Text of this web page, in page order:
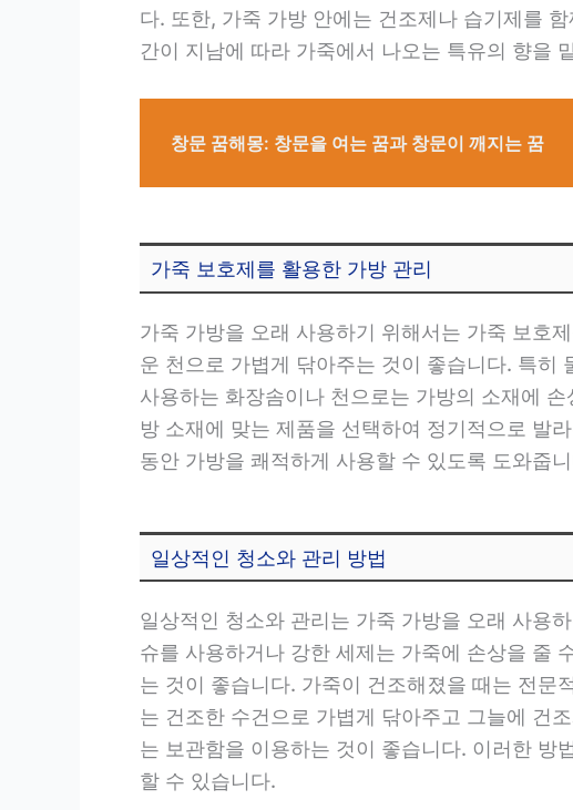
다. 또한, 가죽 가방 안에는 건조제나 습기제를
간이 지남에 따라 가죽에서 나오는 특유의 향을
창문 꿈해몽: 창문을 여는 꿈과 창문이 깨지는 꿈
가죽 보호제를 활용한 가방 관리
가죽 가방을 오래 사용하기 위해서는 가죽 보호
운 천으로 가볍게 닦아주는 것이 좋습니다. 특히
사용하는 화장솜이나 천으로는 가방의 소재에
방 소재에 맞는 제품을 선택하여 정기적으로 발
동안 가방을 쾌적하게 사용할 수 있도록 도와줍
일상적인 청소와 관리 방법
일상적인 청소와 관리는 가죽 가방을 오래 사용
슈를 사용하거나 강한 세제는 가죽에 손상을 줄
는 것이 좋습니다. 가죽이 건조해졌을 때는 전문
는 건조한 수건으로 가볍게 닦아주고 그늘에 건
는 보관함을 이용하는 것이 좋습니다. 이러한 방
할 수 있습니다.